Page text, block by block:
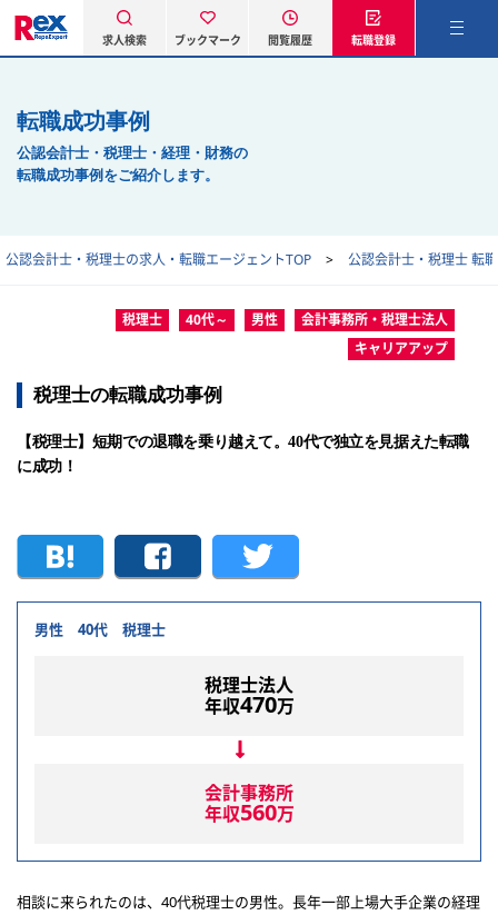
求人検索 ブックマーク 閲覧履歴 転職登録
転職成功事例
公認会計士・税理士・経理・財務の
転職成功事例をご紹介します。
公認会計士・税理士の求人・転職エージェントTOP 公認会計士・税理士 転
税理士 40代～ 男性
会計事務所・税理士法人
キャリアアップ
税理士の転職成功事例
【税理士】短期での退職を乗り越えて。40代で独立を見据えた転職
に成功！
男性 40代 税理士
税理士法人
年収470万
会計事務所
年収560万
相談に来られたのは、40代税理士の男性。長年一部上場大手企業の経理